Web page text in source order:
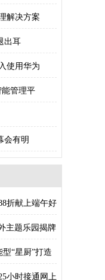
解决方案
出耳
使用华为
能管理平
会有明
折献上端午好
主题乐园揭牌
“星厨”打造
小时接通网上